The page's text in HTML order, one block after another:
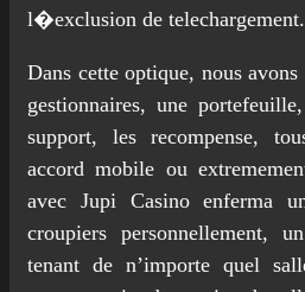
l�exclusion de telechargement.
Dans cette optique, nous
gestionnaires, une
support, les recompense,
accord mobile ou
avec Jupi Casino enferma
croupiers personnellement,
tenant de n’importe quel